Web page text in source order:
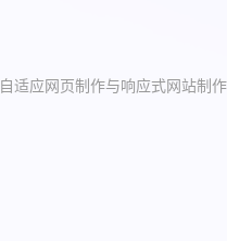
自适应网页制作与响应式网站制